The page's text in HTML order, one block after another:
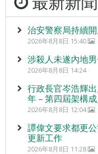
治安警察局持續
2026年8月8日 15:40
涉殺人未遂內地
2026年8月8日 14:24
行政長官岑浩輝
年 – 第四屆架構成
2026年8月8日 12:04
譚偉文要求都更
更新工作
2026年8月8日 11:28